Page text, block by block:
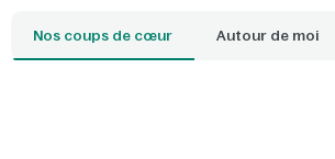
Nos coups de cœur Autour de moi